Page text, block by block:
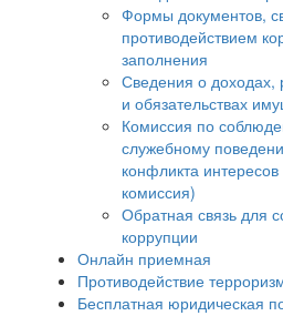
Формы документов,
противодействием
заполнения
Сведения о доходах,
и обязательствах
Комиссия по
служебному
конфликта
комиссия)
Обратная связь для
коррупции
Онлайн приемная
Противодействие
Бесплатная юридическая